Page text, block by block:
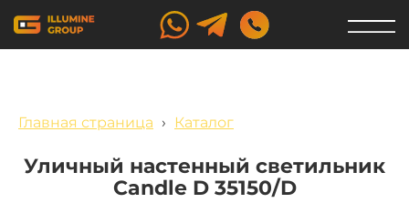
Главная страница › Каталог
Уличный настенный светильник
Candle D 35150/D